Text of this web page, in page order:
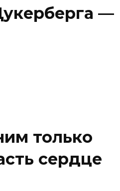
—
только
сердце